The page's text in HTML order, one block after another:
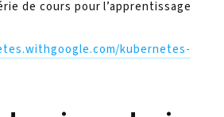
de cours pour l’apprentissage
kubernetes-